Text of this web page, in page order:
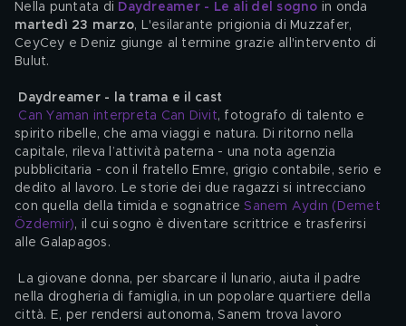
Nella puntata di Daydreamer - Le ali del sogno in onda
martedì 23 marzo, L'esilarante prigionia di Muzzafer,
CeyCey e Deniz giunge al termine grazie all'intervento di
Bulut.
Daydreamer - la trama e il cast
Can Yaman interpreta Can Divit, fotografo di talento e
spirito ribelle, che ama viaggi e natura. Di ritorno nella
capitale, rileva l’attività paterna - una nota agenzia
pubblicitaria - con il fratello Emre, grigio contabile, serio e
dedito al lavoro. Le storie dei due ragazzi si intrecciano
con quella della timida e sognatrice Sanem Aydın (Demet
Özdemir), il cui sogno è diventare scrittrice e trasferirsi
alle Galapagos.
nella drogheria di famiglia, in un popolare quartiere della
città. E, per rendersi autonoma, Sanem trova lavoro